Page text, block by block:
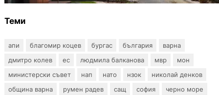
Теми
апи благомир коцев бургас българия
варна
дмитро колев
ес людмила балканова мвр
мон
министерски съвет
нап нато нзок
николай денков
община варна
румен радев сащ софия
черно море